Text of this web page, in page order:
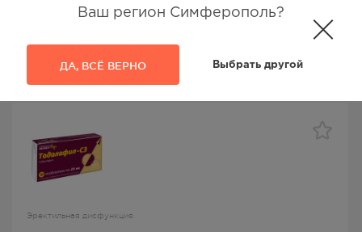
Ваш регион Симферополь?
ДА, ВСЁ ВЕРНО Выбрать другой
Динамико Лонг таб ппо 20мг №1
1063.00Р
Эректильная дисфункция